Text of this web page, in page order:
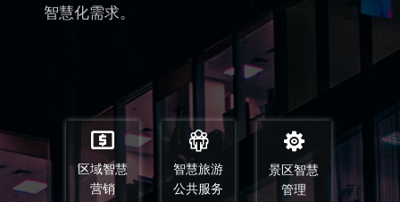
景区智慧
管理
角对目的地进行智慧化
广。
智慧旅游